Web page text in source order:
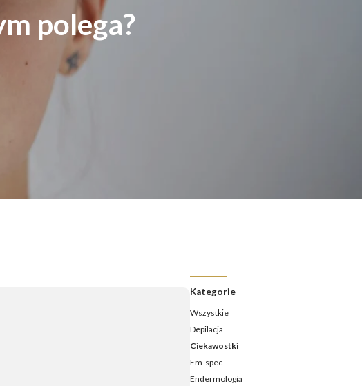
Depilacja laserowa latem – tak czy nie?
Jak usunąć włoski z twarzy? 5 najlepszych sposobów
Depilacja laserowa jąder i penisa – zabieg krok po kroku
Depilacja laserowa a opalenizna
ENDERMOLOGIA
Jak ujędrnić skórę na brzuchu? Sprawdzone sposoby
polega?
Kategorie
Wszystkie
Depilacja
Ciekawostki
Em-spec
Endermologia